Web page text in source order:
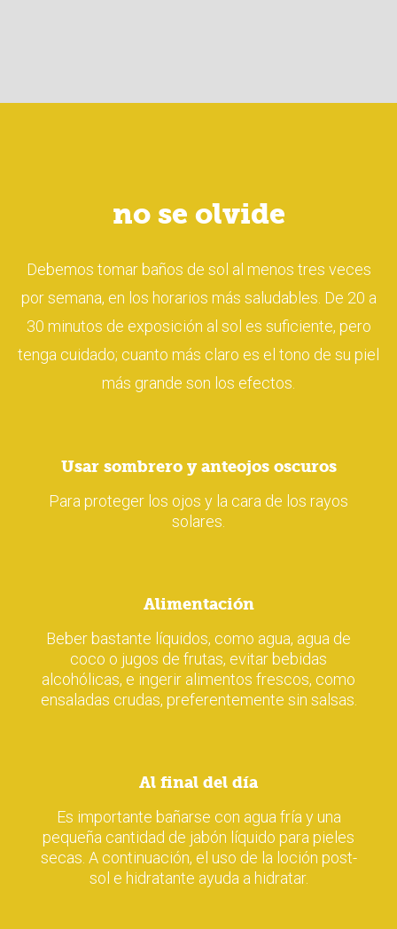
no se olvide
Debemos tomar baños de sol al menos tres veces
por semana, en los horarios más saludables. De 20 a
30 minutos de exposición al sol es suficiente, pero
tenga cuidado; cuanto más claro es el tono de su piel
más grande son los efectos.
Usar sombrero y anteojos oscuros
Para proteger los ojos y la cara de los rayos
solares.
Alimentación
Beber bastante líquidos, como agua, agua de
coco o jugos de frutas, evitar bebidas
alcohólicas, e ingerir alimentos frescos, como
ensaladas crudas, preferentemente sin salsas.
Al final del día
Es importante bañarse con agua fría y una
pequeña cantidad de jabón líquido para pieles
secas. A continuación, el uso de la loción post-
sol e hidratante ayuda a hidratar.